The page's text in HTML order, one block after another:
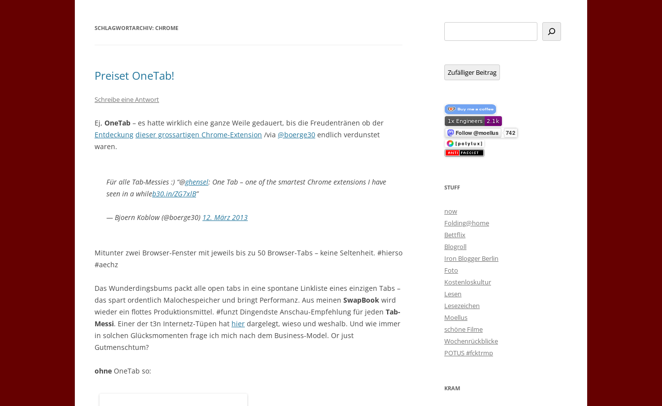
SCHLAGWORTARCHIV: CHROME
Preiset OneTab!
Schreibe eine Antwort
Ej, OneTab – es hatte wirklich eine ganze Weile gedauert, bis die Freudentränen ob der
Entdeckung dieser grossartigen Chrome-Extension /via @boerge30 endlich verdunstet
waren.
Für alle Tab-Messies :) “@ghensel: One Tab – one of the smartest Chrome extensions I have
seen in a whileb30.in/ZG7xlB”
— Bjoern Koblow (@boerge30) 12. März 2013
Mitunter zwei Browser-Fenster mit jeweils bis zu 50 Browser-Tabs – keine Seltenheit. #hierso
#aechz
Das Wunderdingsbums packt alle open tabs in eine spontane Linkliste eines einzigen Tabs –
das spart ordentlich Malochespeicher und bringt Performanz. Aus meinen SwapBook wird
wieder ein flottes Produktionsmittel. #funzt Dingendste Anschau-Empfehlung für jeden Tab-
Messi. Einer der t3n Internetz-Tüpen hat hier dargelegt, wieso und weshalb. Und wie immer
in solchen Glücksmomenten frage ich mich nach dem Business-Model. Or just
Gutmenschtum?
ohne OneTab so:
Zufälliger Beitrag
STUFF
now
Folding@home
Bettflix
Blogroll
Iron Blogger Berlin
Foto
Kostenloskultur
Lesen
Lesezeichen
Moellus
schöne Filme
Wochenrückblicke
POTUS #fcktrmp
KRAM